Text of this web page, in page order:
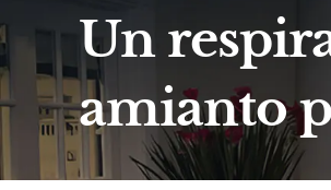
Un
amianto